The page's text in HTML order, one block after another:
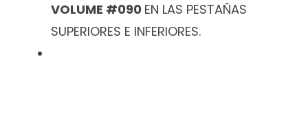
VOLUME #090 EN LAS PESTAÑAS
SUPERIORES E INFERIORES.